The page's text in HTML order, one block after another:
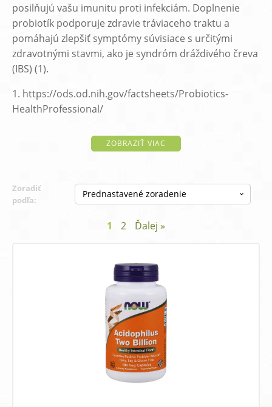
posilňujú vašu imunitu proti infekciám. Doplnenie
probiotík podporuje zdravie tráviaceho traktu a
pomáhajú zlepšiť symptómy súvisiace s určitými
zdravotnými stavmi, ako je syndróm dráždivého čreva
(IBS) (1).
1. https://ods.od.nih.gov/factsheets/Probiotics-
HealthProfessional/
ZOBRAZIŤ VIAC
Zoradiť
podľa:
1 2 Ďalej »